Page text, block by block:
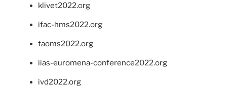
klivet2022.org
ifac-hms2022.org
taoms2022.org
iias-euromena-conference2022.org
ivd2022.org